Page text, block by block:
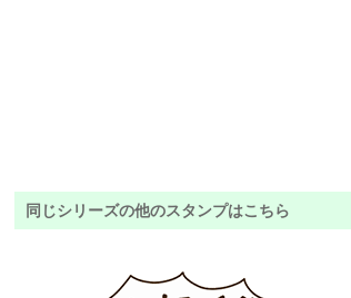
同じシリーズの他のスタンプはこちら